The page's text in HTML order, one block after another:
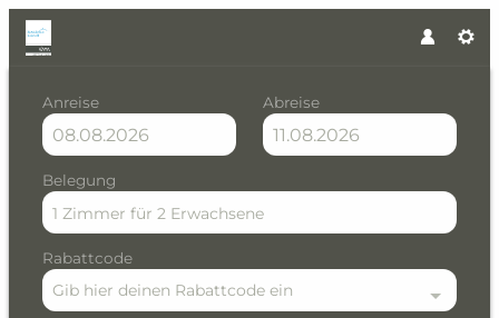
Anreise Abreise
Belegung
1 Zimmer für 2 Erwachsene
Rabattcode
Gib hier deinen Rabattcode ein